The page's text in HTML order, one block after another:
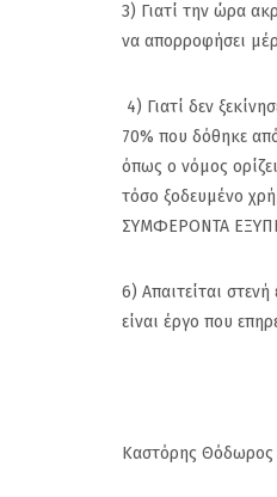
3) Γιατί την ώρα
να απορροφήσει
4) Γιατί δεν
70% που δόθηκε
όπως ο νόμος
τόσο ξοδευμένο
ΣΥΜΦΕΡΟΝΤΑ
6) Απαιτείται
είναι έργο που
Καστόρης Θόδωρος